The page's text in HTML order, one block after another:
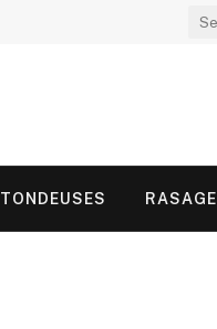
TONDEUSES RASAGE